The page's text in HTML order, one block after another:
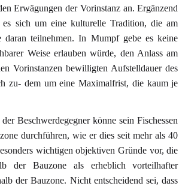
Erwägungen der Vorinstanz an. Ergänzend
sich um eine kulturelle Tradition, die am
daran teilnehmen. In Mumpf gebe es keine
Weise erlauben würde, den Anlass am
Vorinstanzen bewilligten Aufstelldauer des
zu- dem um eine Maximalfrist, die kaum je
Beschwerdegegner könne sein Fischessen
durchführen, wie er dies seit mehr als 40
wichtigen objektiven Gründe vor, die
der Bauzone als erheblich vorteilhafter
der Bauzone. Nicht entscheidend sei, dass